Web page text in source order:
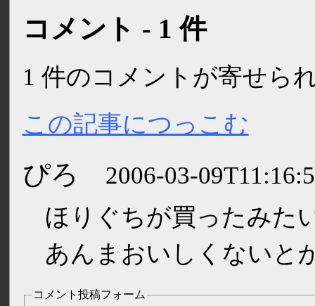
コメント - 1 件
1 件のコメントが寄せら
この記事につっこむ
ぴろ
2006-03-
ほりぐちが買ったみた
あんまおいしくないと
コメント投稿フォーム